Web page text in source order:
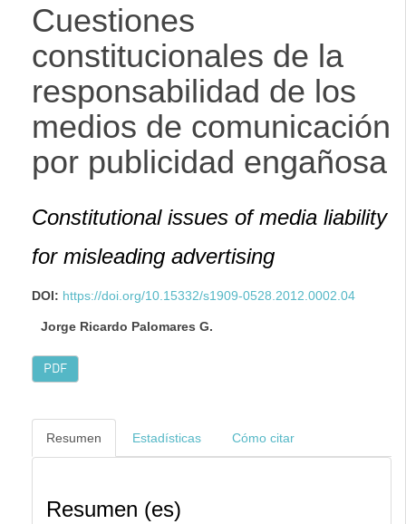
Cuestiones
constitucionales de la
responsabilidad de los
medios de comunicación
por publicidad engañosa
Constitutional issues of media liability
for misleading advertising
DOI: https://doi.org/10.15332/s1909-0528.2012.0002.04
Jorge Ricardo Palomares G.
PDF
Resumen Estadísticas Cómo citar
Resumen (es)